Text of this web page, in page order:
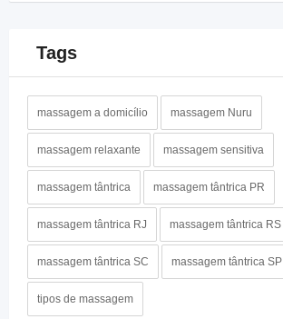
Tags
massagem a domicílio massagem Nuru
massagem relaxante massagem sensitiva
massagem tântrica massagem tântrica PR
massagem tântrica RJ massagem tântrica RS
massagem tântrica SC massagem tântrica SP
tipos de massagem